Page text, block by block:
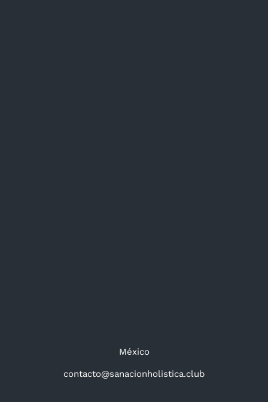
México
contacto@sanacionholistica.club